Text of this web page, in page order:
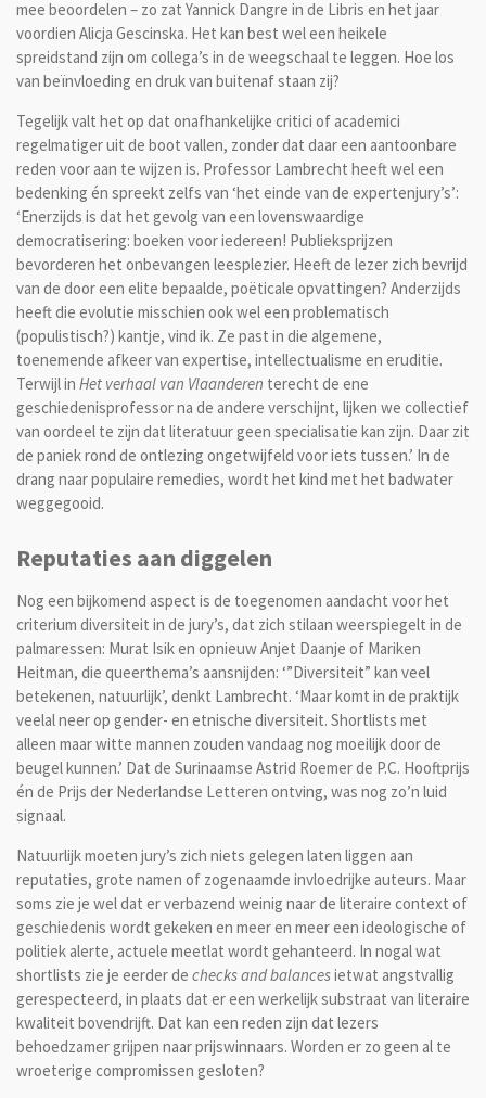
mee beoordelen – zo zat Yannick Dangre in de Libris en het jaar
voordien Alicja Gescinska. Het kan best wel een heikele
spreidstand zijn om collega’s in de weegschaal te leggen. Hoe los
van beïnvloeding en druk van buitenaf staan zij?
Tegelijk valt het op dat onafhankelijke critici of academici
regelmatiger uit de boot vallen, zonder dat daar een aantoonbare
reden voor aan te wijzen is. Professor Lambrecht heeft wel een
bedenking én spreekt zelfs van ‘het einde van de expertenjury’s’:
‘Enerzijds is dat het gevolg van een lovenswaardige
democratisering: boeken voor iedereen! Publieksprijzen
bevorderen het onbevangen leesplezier. Heeft de lezer zich bevrijd
van de door een elite bepaalde, poëticale opvattingen? Anderzijds
heeft die evolutie misschien ook wel een problematisch
(populistisch?) kantje, vind ik. Ze past in die algemene,
toenemende afkeer van expertise, intellectualisme en eruditie.
Terwijl in Het verhaal van Vlaanderen terecht de ene
geschiedenisprofessor na de andere verschijnt, lijken we collectief
van oordeel te zijn dat literatuur geen specialisatie kan zijn. Daar zit
de paniek rond de ontlezing ongetwijfeld voor iets tussen.’ In de
drang naar populaire remedies, wordt het kind met het badwater
weggegooid.
Reputaties aan diggelen
Nog een bijkomend aspect is de toegenomen aandacht voor het
criterium diversiteit in de jury’s, dat zich stilaan weerspiegelt in de
palmaressen: Murat Isik en opnieuw Anjet Daanje of Mariken
Heitman, die queerthema’s aansnijden: ‘”Diversiteit” kan veel
betekenen, natuurlijk’, denkt Lambrecht. ‘Maar komt in de praktijk
veelal neer op gender- en etnische diversiteit. Shortlists met
alleen maar witte mannen zouden vandaag nog moeilijk door de
beugel kunnen.’ Dat de Surinaamse Astrid Roemer de P.C. Hooftprijs
én de Prijs der Nederlandse Letteren ontving, was nog zo’n luid
signaal.
Natuurlijk moeten jury’s zich niets gelegen laten liggen aan
reputaties, grote namen of zogenaamde invloedrijke auteurs. Maar
soms zie je wel dat er verbazend weinig naar de literaire context of
geschiedenis wordt gekeken en meer en meer een ideologische of
politiek alerte, actuele meetlat wordt gehanteerd. In nogal wat
shortlists zie je eerder de checks and balancesietwat angstvallig
gerespecteerd, in plaats dat er een werkelijk substraat van literaire
kwaliteit bovendrijft. Dat kan een reden zijn dat lezers
behoedzamer grijpen naar prijswinnaars. Worden er zo geen al te
wroeterige compromissen gesloten?